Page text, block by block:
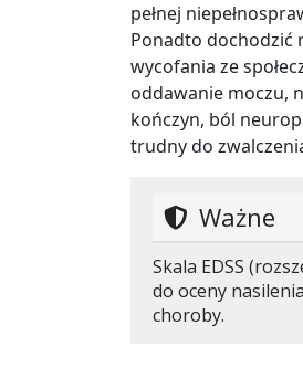
pełnej
Ponadto dochodzić
wycofania ze
oddawanie moczu,
kończyn, ból
trudny do
Ważne
Skala EDSS
do oceny
choroby.